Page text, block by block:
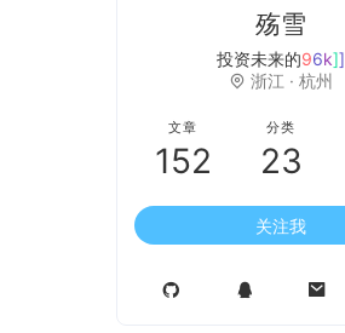
殇雪
投资未来的人，是忠于现
浙江 · 杭州
文章
152
分类
23
关注我